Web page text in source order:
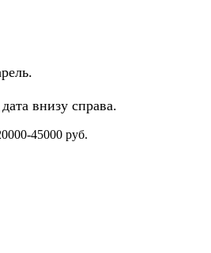
внизу справа.
45000 руб.